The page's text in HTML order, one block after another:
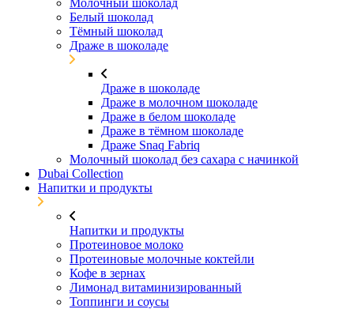
Молочный шоколад
Белый шоколад
Тёмный шоколад
Драже в шоколаде
Драже в шоколаде
Драже в молочном шоколаде
Драже в белом шоколаде
Драже в тёмном шоколаде
Драже Snaq Fabriq
Молочный шоколад без сахара с начинкой
Dubai Collection
Напитки и продукты
Напитки и продукты
Протеиновое молоко
Протеиновые молочные коктейли
Кофе в зернах
Лимонад витаминизированный
Топпинги и соусы